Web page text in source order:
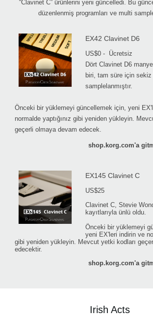
“Clavinet C” ürünlerini yeni güncelledi. Bu
düzenlenmiş programları ve multi
EX42 Clavinet D6
US$0 - Ücretsiz
Dört Clavinet D6
biri, tam süre için sekiz
samplelanmıştır.
Önceki bir yüklemeyi güncellemek için, yeni
normalde yaptığınız gibi yeniden yükleyin.
geçerli olmaya devam edecek.
shop.korg.com'a
EX145 Clavinet C
US$25
Clavinet C, Stevie
kayıtlarıyla ünlü oldu.
Önceki bir yüklemeyi
yeni EX'leri indirin ve
gibi yeniden yükleyin. Mevcut yetki kodları
edecektir.
shop.korg.com'a
Irish Acts